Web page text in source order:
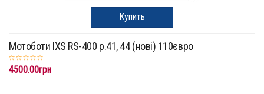
Купить
Мотоботи IXS RS-400 p.41, 44 (нові) 110євро
4500.00грн